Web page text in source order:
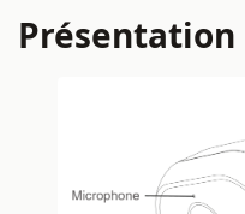
Présentation